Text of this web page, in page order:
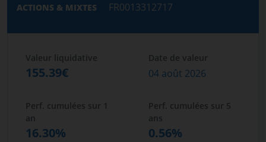
ACTIONS & MIXTES FR0013312717
Valeur liquidative Date de valeur
155.39€ 04 août 2026
Perf. cumulées sur 1
an
Perf. cumulées sur 5
ans
16.30% 0.56%